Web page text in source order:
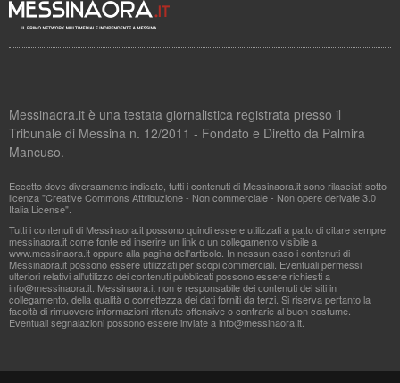
Messinaora.it è una testata giornalistica registrata presso il
Tribunale di Messina n. 12/2011 - Fondato e Diretto da Palmira
Mancuso.
Eccetto dove diversamente indicato, tutti i contenuti di Messinaora.it sono rilasciati sotto
licenza "Creative Commons Attribuzione - Non commerciale - Non opere derivate 3.0
Italia License".
Tutti i contenuti di Messinaora.it possono quindi essere utilizzati a patto di citare sempre
messinaora.it come fonte ed inserire un link o un collegamento visibile a
www.messinaora.it oppure alla pagina dell'articolo. In nessun caso i contenuti di
Messinaora.it possono essere utilizzati per scopi commerciali. Eventuali permessi
ulteriori relativi all'utilizzo dei contenuti pubblicati possono essere richiesti a
info@messinaora.it . Messinaora.it non è responsabile dei contenuti dei siti in
collegamento, della qualità o correttezza dei dati forniti da terzi. Si riserva pertanto la
facoltà di rimuovere informazioni ritenute offensive o contrarie al buon costume.
Eventuali segnalazioni possono essere inviate ainfo@messinaora.it